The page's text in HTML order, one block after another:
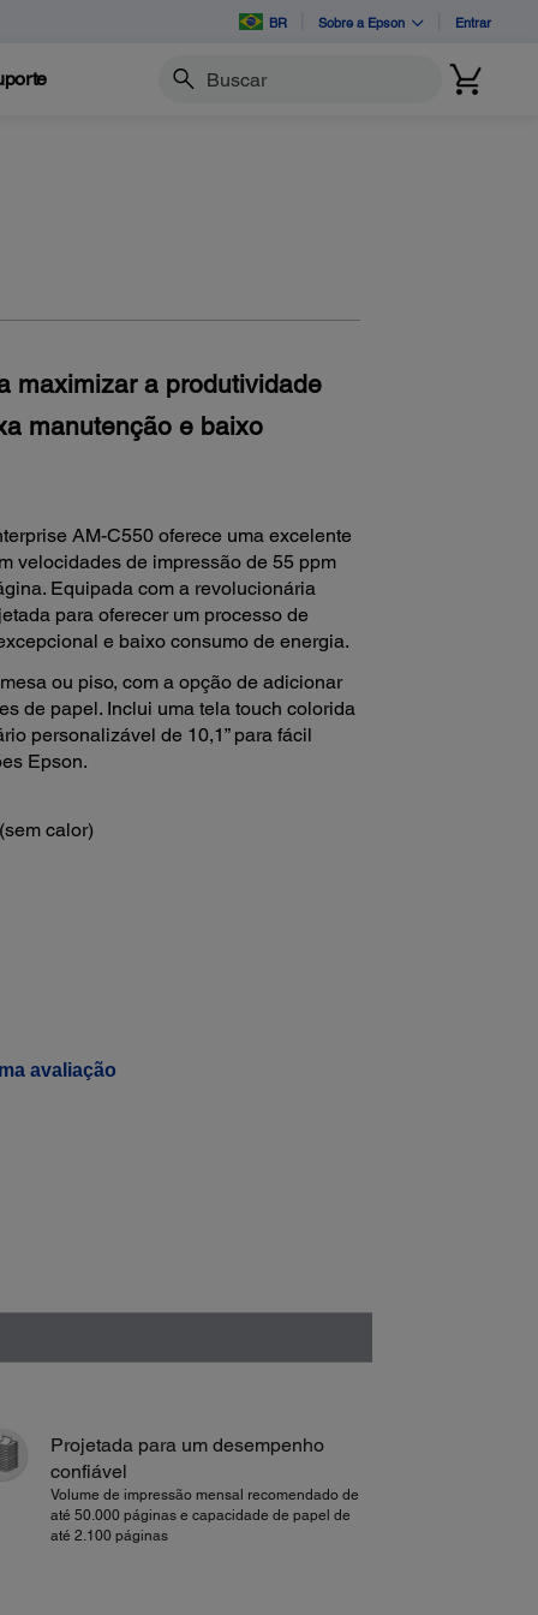
BR Sobre a Epson Entrar
Buscar
maximizar a produtividade
manutenção e baixo
AM-C550 oferece uma excelente
velocidades de impressão de 55 ppm
Equipada com a revolucionária
para oferecer um processo de
e baixo consumo de energia.
ou piso, com a opção de adicionar
de papel. Inclui uma tela touch colorida
personalizável de 10,1” para fácil
Epson.
calor)
avaliação
Projetada para um desempenho
confiável
Volume de impressão mensal recomendado de
até 50.000 páginas e capacidade de papel de
até 2.100 páginas